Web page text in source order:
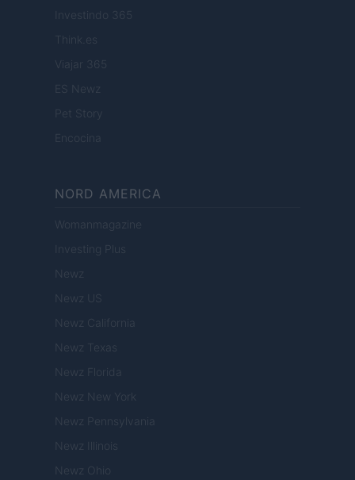
Investindo 365
Think.es
Viajar 365
ES Newz
Pet Story
Encocina
NORD AMERICA
Womanmagazine
Investing Plus
Newz
Newz US
Newz California
Newz Texas
Newz Florida
Newz New York
Newz Pennsylvania
Newz Illinois
Newz Ohio